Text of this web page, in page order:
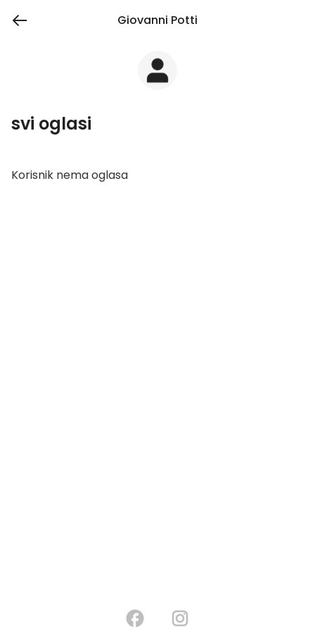
Giovanni Potti
svi oglasi
Korisnik nema oglasa